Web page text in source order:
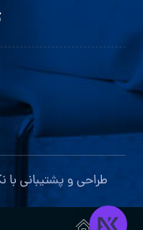
طراحی و پشتیبانی با